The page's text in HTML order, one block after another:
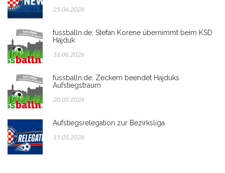
25.06.2026
fussballn.de: Stefan Korene übernimmt beim KSD
Hajduk
16.06.2026
fussballn.de: Zeckern beendet Hajduks
Aufstiegstraum
20.05.2026
Aufstiegsrelegation zur Bezirksliga
15.05.2026